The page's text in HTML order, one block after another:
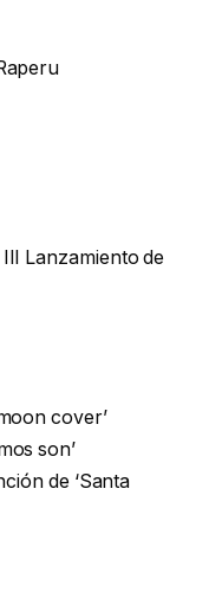
Lanzamiento de
cover’
son’
de ‘Santa